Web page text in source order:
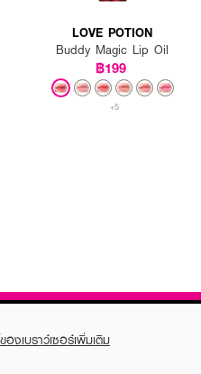
LOVE POTION
Buddy Magic Lip Oil
฿199
+5
งเบราว์เซอร์เพิ่มเติม